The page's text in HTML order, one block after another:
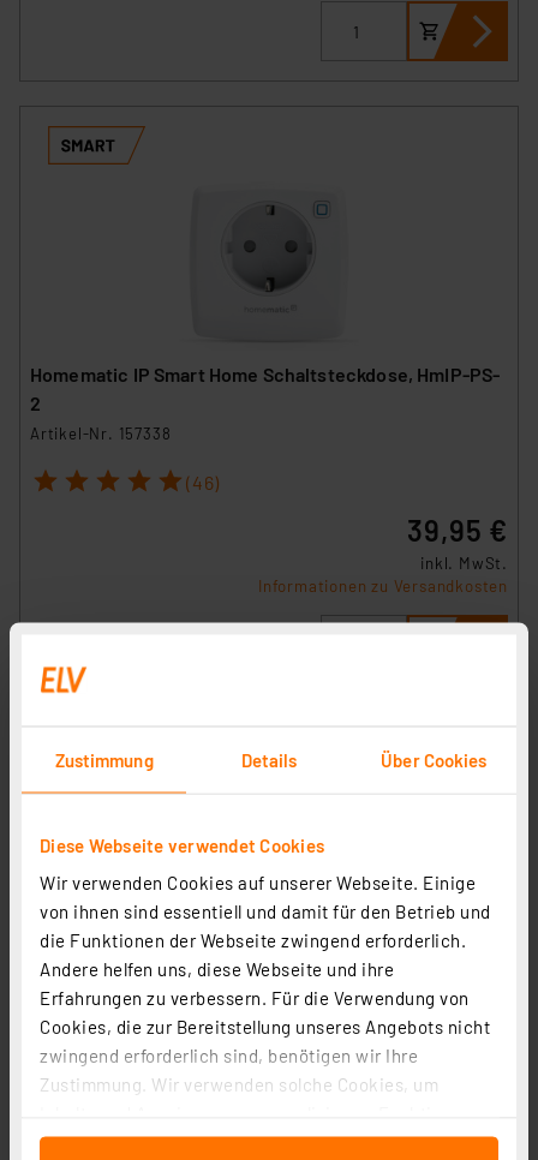
Zustimmung Details Über Cookies
Diese Webseite verwendet Cookies
Wir verwenden Cookies auf unserer Webseite. Einige
von ihnen sind essentiell und damit für den Betrieb und
die Funktionen der Webseite zwingend erforderlich.
Andere helfen uns, diese Webseite und ihre
Erfahrungen zu verbessern. Für die Verwendung von
Cookies, die zur Bereitstellung unseres Angebots nicht
zwingend erforderlich sind, benötigen wir Ihre
Zustimmung. Wir verwenden solche Cookies, um
für soziale Medien anbieten zu können und die Zugriffe
Homematic IP Smart Home Schaltsteckdose, HmIP-PS-
2
Artikel-Nr. 157338
1 2 3 4 5 (46)
39,95 €
inkl. MwSt.
Informationen zu Versandkosten
Homematic IP Smart Home Glas-Wandthermostat mit
CO2-Sensor, weiß, HmIP-WGTC
Artikel-Nr. 161333
179,95 €
Informationen zu Versandkosten